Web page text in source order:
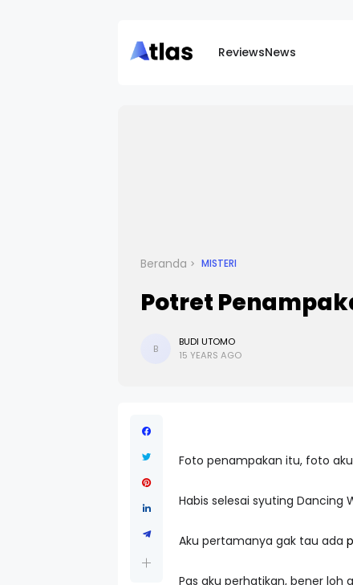
ReviewsNews
Beranda MISTERI
Potret
B
BUDI UTOMO
15 YEARS AGO
Foto penampakan itu, foto
Habis selesai syuting Dancing
Aku pertamanya gak tau ada
Pas aku perhatikan, bener loh